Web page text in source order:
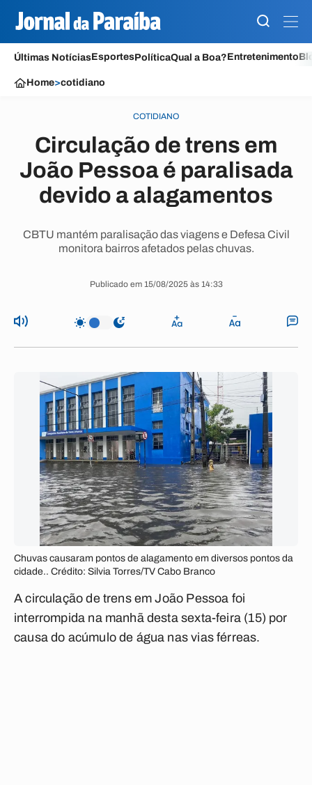
Últimas NotíciasEsportesPolíticaQual a Boa?Entretenimento
Home>cotidiano
COTIDIANO
Circulação de trens em
João Pessoa é paralisada
devido a alagamentos
CBTU mantém paralisação das viagens e Defesa Civil
monitora bairros afetados pelas chuvas.
Publicado em 15/08/2025 às 14:33
Chuvas causaram pontos de alagamento em diversos pontos da
cidade.. Crédito: Silvia Torres/TV Cabo Branco
A circulação de trens em João Pessoa foi
interrompida na manhã desta sexta-feira (15) por
causa do acúmulo de água nas vias férreas.